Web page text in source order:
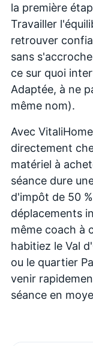
la première
Travailler
retrouver
sans
ce sur quoi
Adaptée, à ne
même nom).
Avec
directement
matériel à
séance dure
d'impôt de 50
déplacements
même coach à
habitiez le Val
ou le quartier
venir
séance en